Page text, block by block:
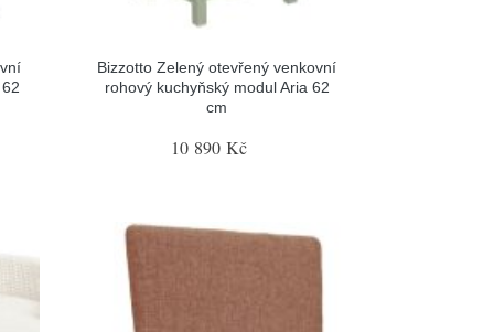
Bizzotto Zelený otevřený venkovní
rohový kuchyňský modul Aria 62
cm
10 890 Kč